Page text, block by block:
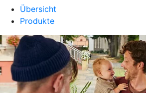
Übersicht
Produkte